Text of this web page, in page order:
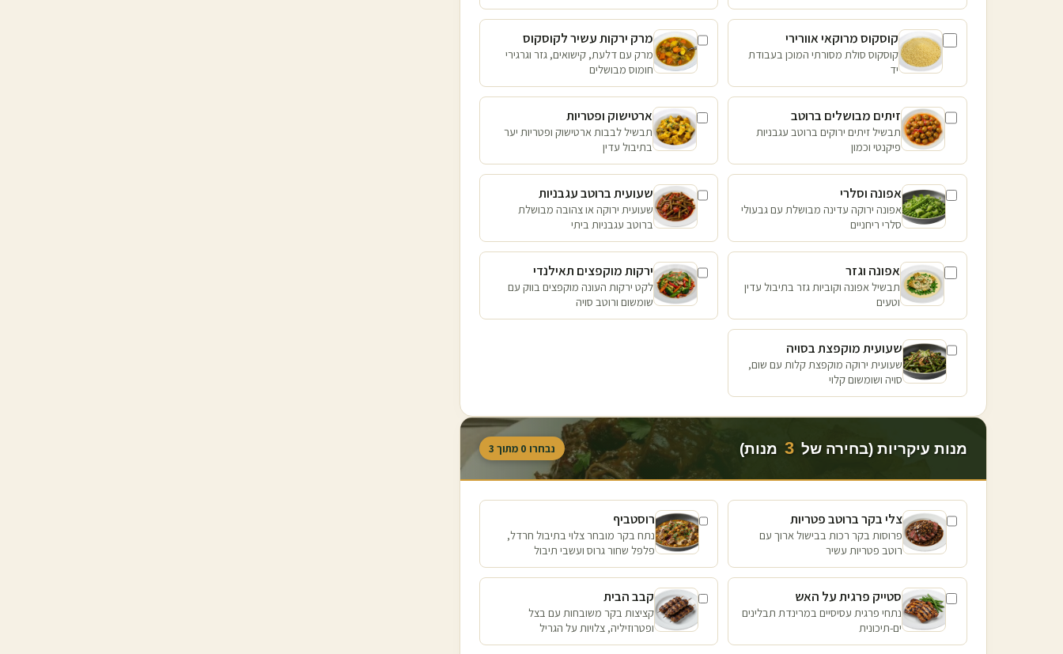
קוסקוס מרוקאי אוורירי
קוסקוס סולת מסורתי המוכן בעבודת
יד
מרק ירקות עשיר לקוסקוס
מרק עם דלעת, קישואים, גזר וגרגירי
חומוס מבושלים
זיתים מבושלים ברוטב
תבשיל זיתים ירוקים ברוטב עגבניות
פיקנטי וכמון
ארטישוק ופטריות
תבשיל לבבות ארטישוק ופטריות יער
בתיבול עדין
אפונה וסלרי
אפונה ירוקה עדינה מבושלת עם גבעולי
סלרי ריחניים
שעועית ברוטב עגבניות
שעועית ירוקה או צהובה מבושלת
ברוטב עגבניות ביתי
אפונה וגזר
תבשיל אפונה וקוביות גזר בתיבול עדין
וטעים
ירקות מוקפצים תאילנדי
לקט ירקות העונה מוקפצים בווק עם
שומשום ורוטב סויה
שעועית מוקפצת בסויה
שעועית ירוקה מוקפצת קלות עם שום,
סויה ושומשום קלוי
מנות עיקריות (בחירה של 3 מנות) נבחרו 0 מתוך 3
צלי בקר ברוטב פטריות
פרוסות בקר רכות בבישול ארוך עם
רוטב פטריות עשיר
רוסטביף
נתח בקר מובחר צלוי בתיבול חרדל,
פלפל שחור גרוס ועשבי תיבול
סטייק פרגית על האש
נתחי פרגית עסיסיים במרינדת תבלינים
ים-תיכונית
קבב הבית
קציצות בקר משובחות עם בצל
ופטרוזיליה, צלויות על הגריל